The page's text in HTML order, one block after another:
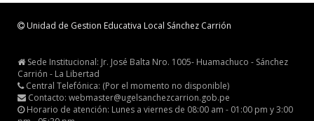
Unidad de Gestion Educativa Local Sánchez Carrión
Sede Institucional: Jr. José Balta Nro. 1005- Huamachuco - Sánchez
Carrión - La Libertad
Central Telefónica: (Por el momento no disponible)
Contacto: webmaster@ugelsanchezcarrion.gob.pe
Horario de atención: Lunes a viernes de 08:00 am - 01:00 pm y 3:00